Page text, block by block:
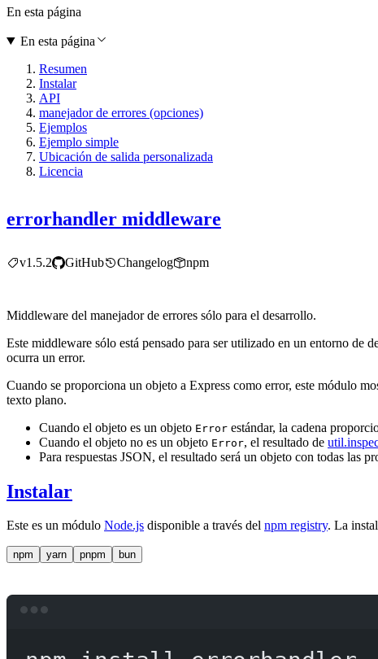
errorhandler middleware
v1.5.2 GitHub Changelog npm
Middleware del manejador de errores sólo para el desarrollo.
Este middleware sólo está pensado para ser utilizado en un entorno de
ocurra un error.
Cuando se proporciona un objeto a Express como error, este módulo
texto plano.
Cuando el objeto es un objeto Error estándar, la cadena
Cuando el objeto no es un objeto Error, el resultado de
Para respuestas JSON, el resultado será un objeto con todas las
Instalar
Este es un módulo Node.js disponible a través del npm registry. La
npm yarn pnpm bun
En esta página
En esta página
Resumen
Instalar
API
manejador de errores (opciones)
Ejemplos
Ejemplo simple
Ubicación de salida personalizada
Licencia